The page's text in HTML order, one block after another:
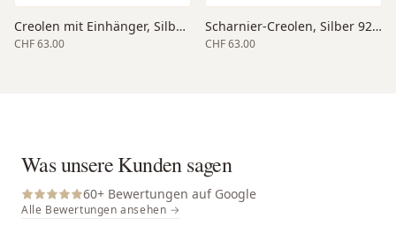
Creolen mit Einhänger, Silber 925, 14mm Aussendurchmesser, poliert
CHF 63.00
Scharnier-Creolen, Silber 925, poliert
CHF 63.00
Was unsere Kunden sagen
60+ Bewertungen auf Google
Alle Bewertungen ansehen →